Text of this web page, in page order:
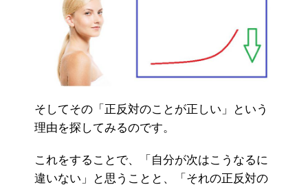
そしてその「正反対のことが正しい」という
理由を探してみるのです。
これをすることで、「自分が次はこうなるに
違いない」と思うことと、「それの正反対の